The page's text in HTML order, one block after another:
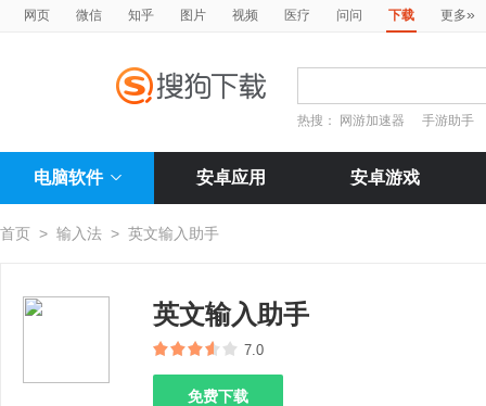
网页 微信 知乎 图片 视频 医疗 问问 下载 更多»
热搜： 网游加速器 手游助手
电脑软件 安卓应用 安卓游戏
首页 > 输入法 > 英文输入助手
英文输入助手
7.0
免费下载